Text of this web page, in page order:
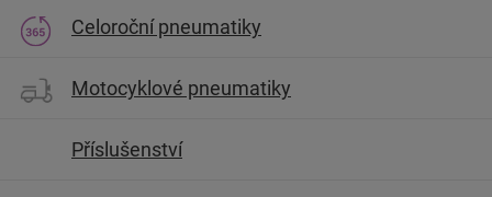
Celoroční pneumatiky
Motocyklové pneumatiky
Příslušenství